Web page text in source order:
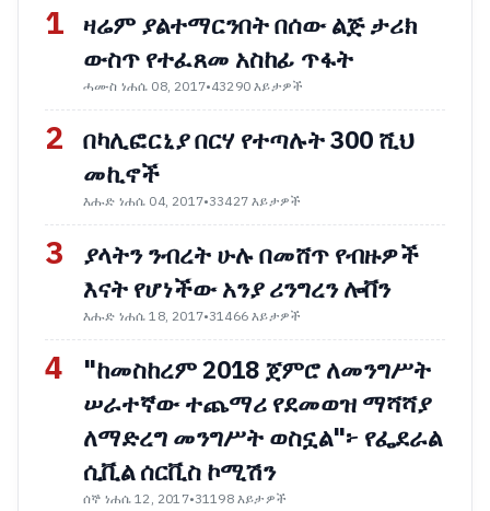
1 ዛሬም ያልተማርንበት በሰው ልጅ ታሪክ
ውስጥ የተፈጸመ አስከፊ ጥፋት
ሓሙስ ነሐሴ 08, 2017•43290 እይታዎች
2 በካሊፎርኒያ በርሃ የተጣሉት 300 ሺህ
መኪኖች
እሑድ ነሐሴ 04, 2017•33427 እይታዎች
3
ያላትን ንብረት ሁሉ በመሸጥ የብዙዎች
እናት የሆነችው አንያ ሪንግረን ሎቨን
እሑድ ነሐሴ 18, 2017•31466 እይታዎች
4
"ከመስከረም 2018 ጀምሮ ለመንግሥት
ሠራተኛው ተጨማሪ የደመወዝ ማሻሻያ
ለማድረግ መንግሥት ወስኗል"፦ የፌደራል
ሲቪል ሰርቪስ ኮሚሽን
ሰኞ ነሐሴ 12, 2017•31198 እይታዎች